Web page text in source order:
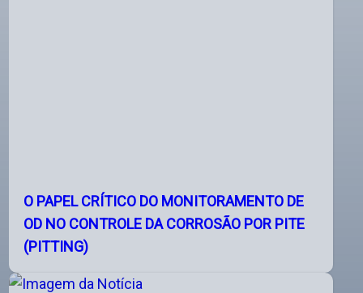
O PAPEL CRÍTICO DO MONITORAMENTO DE
OD NO CONTROLE DA CORROSÃO POR PITE
(PITTING)